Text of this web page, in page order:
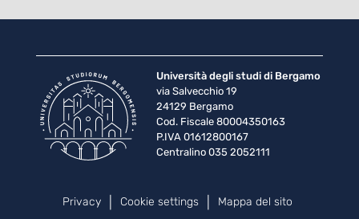
Università degli studi di Bergamo
via Salvecchio 19
24129 Bergamo
Cod. Fiscale 80004350163
P.IVA 01612800167
Centralino 035 2052111
Piè di pagina
Privacy Cookie settings Mappa del sito